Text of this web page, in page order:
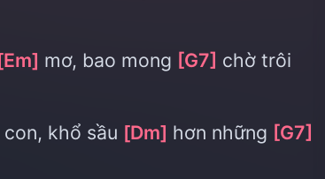
mơ, bao mong [G7] chờ trôi
con, khổ sầu [Dm] hơn những [G7]